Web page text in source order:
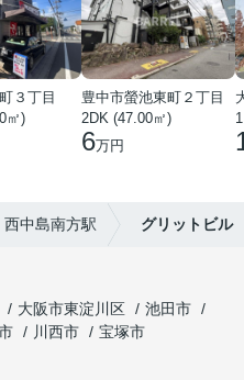
３丁目
㎡)
豊中市螢池東町２丁目
2DK (47.00㎡)
6万円
西中島南方駅 グリットビル
大阪市東淀川区
池田市
川西市
宝塚市